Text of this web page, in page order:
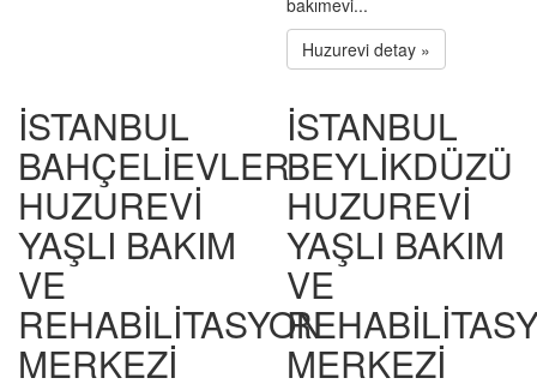
bakımevi...
Huzurevi detay »
İSTANBUL
BAHÇELİEVLER
HUZUREVİ
YAŞLI BAKIM
VE
REHABİLİTASYON
MERKEZİ
İSTANBUL
BEYLİKDÜZÜ
HUZUREVİ
YAŞLI BAKIM
VE
MERKEZİ